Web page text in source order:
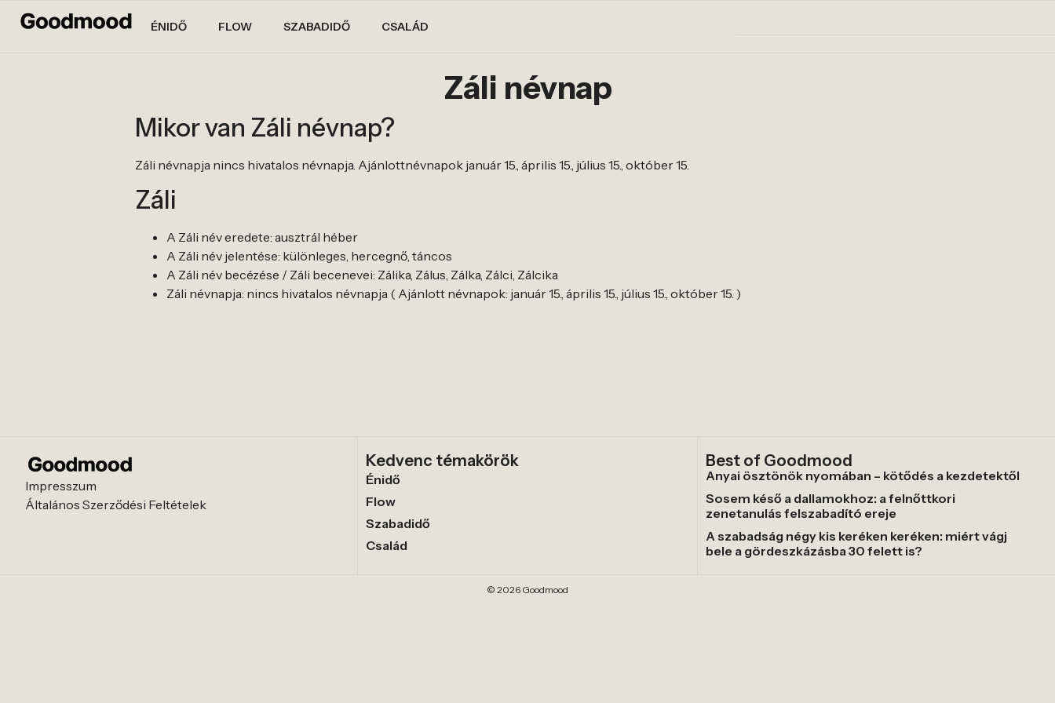
ÉNIDŐ FLOW SZABADIDŐ CSALÁD
Záli névnap
Mikor van Záli névnap?
Záli névnapja nincs hivatalos névnapja. Ajánlottnévnapok január 15., április 15., július 15., október 15.
Záli
A Záli név eredete: ausztrál héber
A Záli név jelentése: különleges, hercegnő, táncos
A Záli név becézése / Záli becenevei: Zálika, Zálus, Zálka, Zálci, Zálcika
Záli névnapja: nincs hivatalos névnapja ( Ajánlott névnapok: január 15., április 15., július 15., október 15. )
Impresszum
Általános Szerződési Feltételek
Kedvenc témakörök
Énidő
Flow
Szabadidő
Család
Best of Goodmood
Anyai ösztönök nyomában – kötődés a kezdetektől
Sosem késő a dallamokhoz: a felnőttkori
zenetanulás felszabadító ereje
A szabadság négy kis keréken keréken: miért vágj
bele a gördeszkázásba 30 felett is?
© 2026 Goodmood